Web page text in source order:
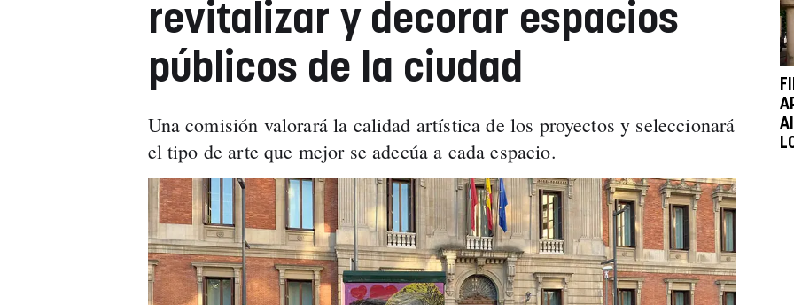
revitalizar y decorar espacios
públicos de la ciudad
Una comisión valorará la calidad artística de los proyectos y seleccionará
el tipo de arte que mejor se adecúa a cada espacio.